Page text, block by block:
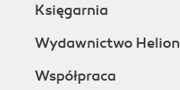
Księgarnia
Wydawnictwo Helion
Współpraca